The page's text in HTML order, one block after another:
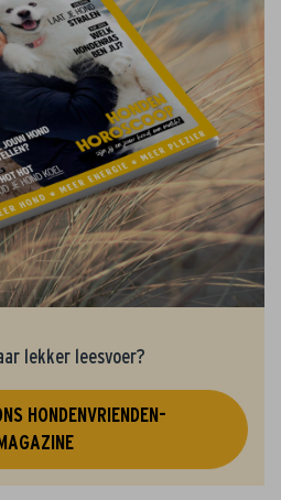
lekker leesvoer?
HONDENVRIENDEN-
MAGAZINE